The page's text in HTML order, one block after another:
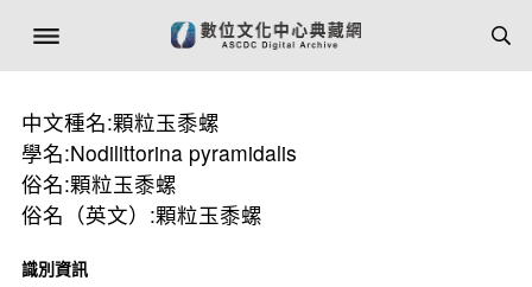
中文種名:顆粒玉黍螺
學名:Nodilittorina pyramidalis
俗名:顆粒玉黍螺
俗名（英文）:顆粒玉黍螺
識別資訊